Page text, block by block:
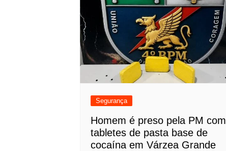
Segurança
Homem é preso pela PM com
tabletes de pasta base de
cocaína em Várzea Grande